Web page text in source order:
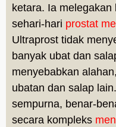
ketara. Ia
sehari-hari prostat
Ultraprost tidak
banyak ubat dan
menyebabkan
ubatan dan salap
sempurna, benar-
secara kompleks